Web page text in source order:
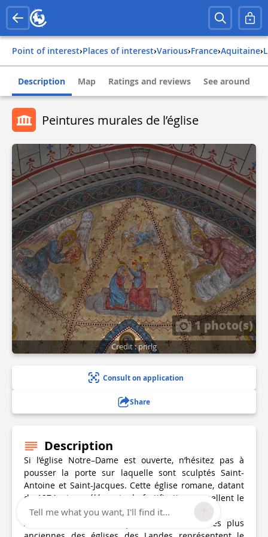
Point of interest› Places of interest› Various› france› aquitaine›
Description Map Ratings and reviews See around
Peintures murales de l’église
1 photo(s)
Credit : pnrlg
Consult on application
Share
Description
Si l’église Notre–Dame est ouverte, n’hésitez pas à
pousser la porte sur laquelle sont sculptés Saint-
Antoine et Saint-Jacques. Cette église romane, datant
de 1274, et ses éléments de fortification rappellent le
côté protecteur des églises.
A l’intérieur, de belles peintures murales, les plus
Tell me what you want, I'll find it...